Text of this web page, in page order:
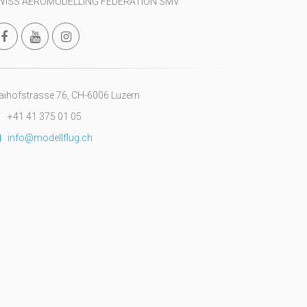
76, CH-6006 Luzern
+41 41 375 01 05
info@modellflug.ch